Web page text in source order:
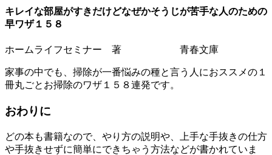
キレイな部屋がすきだけどなぜかそうじが苦手な人のための
早ワザ１５８
ホームライフセミナー 著 青春文庫
家事の中でも、掃除が一番悩みの種と言う人におススメの１
冊丸ごとお掃除のワザ１５８連発です。
おわりに
どの本も書籍なので、やり方の説明や、上手な手抜きの仕方
や手抜きせずに簡単にできちゃう方法などが書かれていま